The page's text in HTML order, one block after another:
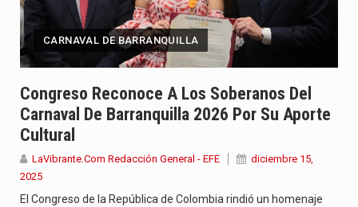
CARNAVAL DE BARRANQUILLA
Congreso Reconoce A Los Soberanos Del
Carnaval De Barranquilla 2026 Por Su Aporte
Cultural
LaVibrante.Com Redacción General - EFE
diciembre 15,
2025
El Congreso de la República de Colombia rindió un homenaje